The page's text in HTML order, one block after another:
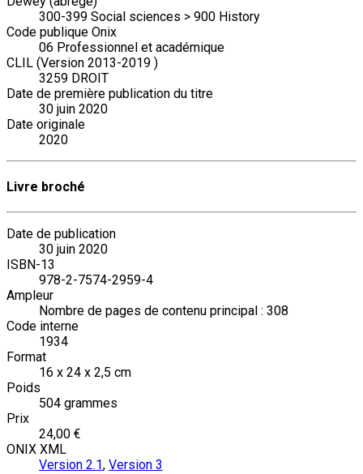
300-399 Social sciences > 900 History
Code publique Onix
06 Professionnel et académique
CLIL (Version 2013-2019 )
3259 DROIT
Date de première publication du titre
30 juin 2020
Date originale
2020
Livre broché
Date de publication
30 juin 2020
ISBN-13
978-2-7574-2959-4
Ampleur
Nombre de pages de contenu principal : 308
Code interne
1934
Format
16 x 24 x 2,5 cm
Poids
504 grammes
Prix
24,00 €
ONIX XML
Version 2.1, Version 3